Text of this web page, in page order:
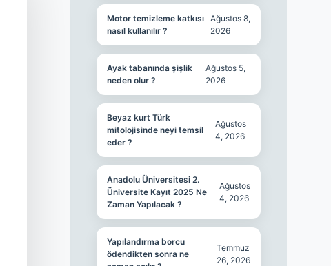
Motor temizleme katkısı
nasıl kullanılır ?
Ağustos 8,
2026
Ayak tabanında şişlik
neden olur ?
Ağustos 5,
2026
Beyaz kurt Türk
mitolojisinde neyi temsil
eder ?
Ağustos
4, 2026
Anadolu Üniversitesi 2.
Üniversite Kayıt 2025 Ne
Zaman Yapılacak ?
Ağustos
4, 2026
Yapılandırma borcu
ödendikten sonra ne
Temmuz
26, 2026